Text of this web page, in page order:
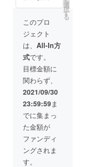
す！！
※有効期
限内
は、何
度でも
ご利用
可能で
す。 ※
特典の
有効期
限は、
2022年
12月末
日 ※サ
イズを
お選び
いただ
けま
す。 ※
送料込
スープ
み ・活
けオ
マール
海老と
お魚の
ポワレ
・フォ
アグラ
のソ
テー ・
牛ヒレ
肉のス
テーキ
・ご飯
とお漬
物とお
茶 ・季
節のア
せてい
ます。
※送料込
み ※有
効期
限 送
付日よ
り6か月
間 ※12
～25日
までの
クリス
マスラ
ンチ開
催期間
はお受
サック
演奏の
サービ
スをさ
せてい
ただき
ます♪
ご予約
詳細
電話で
お伺い
いたし
ます。
発送の
準備が
整いま
きま
す。 発
送の準
備が整
いまし
たら、
お届け
日を
メール
でご案
内させ
ていた
だきま
す。 ※
送料込
み お届
け予定
日：
券1,000
円を1
枚】 抹
茶ス
イーツ
好きに
はたま
らな
い、お
土産に
も最適
で
す！！
感謝の
気持ち
いっぱ
いのお
礼の手
紙を添
えて
選
択
す
る
このプロ
ジェクト
は、 All-In方
式です。
目標金額に
関わらず、
2021/09/30
23:59:59ま
でに集まっ
た金額が
ファンディ
ングされま
す。